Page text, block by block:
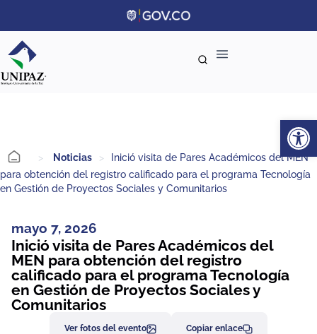
> Noticias >
Inició visita de Pares Académicos del MEN
para obtención del registro calificado para el programa Tecnología
en Gestión de Proyectos Sociales y Comunitarios
mayo 7, 2026
Inició visita de Pares Académicos del
MEN para obtención del registro
calificado para el programa Tecnología
en Gestión de Proyectos Sociales y
Comunitarios
Ver fotos del evento Copiar enlace